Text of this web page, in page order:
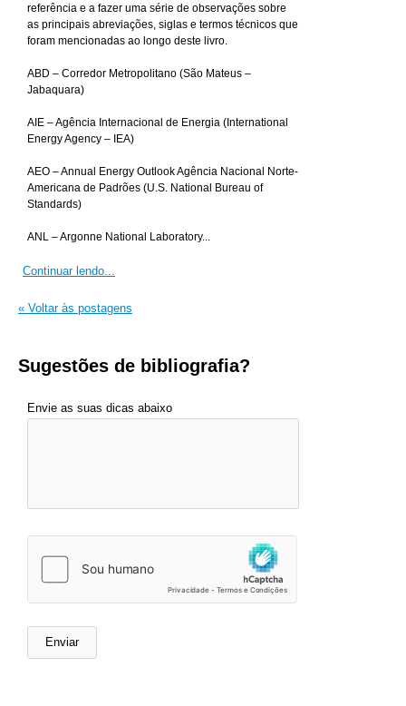
referência e a fazer uma série de observações sobre
as principais abreviações, siglas e termos técnicos que
foram mencionadas ao longo deste livro.
ABD – Corredor Metropolitano (São Mateus –
Jabaquara)
AIE – Agência Internacional de Energia (International
Energy Agency – IEA)
AEO – Annual Energy Outlook Agência Nacional Norte-
Americana de Padrões (U.S. National Bureau of
Standards)
ANL – Argonne National Laboratory...
Continuar lendo...
« Voltar às postagens
Sugestões de bibliografia?
Envie as suas dicas abaixo